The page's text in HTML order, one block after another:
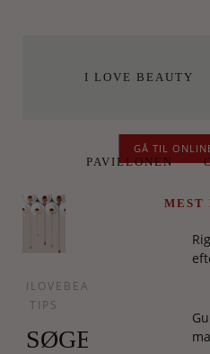
I LOVE BEAUTY
PAVILLONEN
GÅ TIL
ILOVEBEAUTY
TIPS
SØGER
MEST